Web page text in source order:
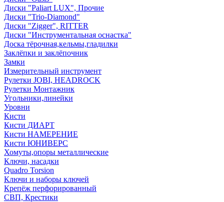
Диски "Paliart LUX", Прочие
Диски "Trio-Diamond"
Диски "Zigger", RITTER
Диски "Инструментальная оснастка"
Доска тёрочная,кельмы,гладилки
Заклёпки и заклёпочник
Замки
Измерительный инструмент
Рулетки JOBI, HEADROCK
Рулетки Монтажник
Угольники,линейки
Уровни
Кисти
Кисти ДИАРТ
Кисти НАМЕРЕНИЕ
Кисти ЮНИВЕРС
Хомуты,опоры металлические
Ключи, насадки
Quadro Torsion
Ключи и наборы ключей
Крепёж перфорированный
СВП, Крестики